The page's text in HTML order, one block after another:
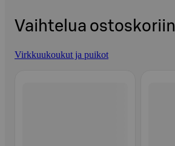
Vaihtelua ostoskoriin
Virkkuukoukut ja puikot